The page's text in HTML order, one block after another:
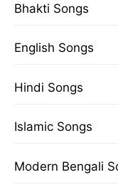
Bhakti Songs
English Songs
Hindi Songs
Islamic Songs
Modern Bengali